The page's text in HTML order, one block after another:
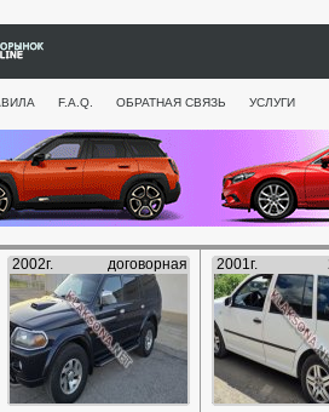
F.A.Q. ОБРАТНАЯ СВЯЗЬ УСЛУГИ
2002г. договорная 2001г.